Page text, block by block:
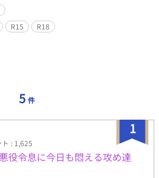
R15 R18
5 件
1
: 1,625
役令息に今日も悶える攻め達